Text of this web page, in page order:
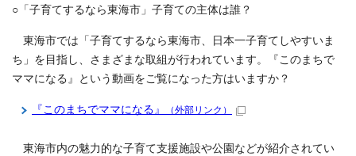
○「子育てするなら東海市」子育ての主体は誰？
東海市では「子育てするなら東海市、日本一子育てしやすいま
ち」を目指し、さまざまな取組が行われています。『このまちで
ママになる』という動画をご覧になった方はいますか？
『このまちでママになる』 （外部リンク）
東海市内の魅力的な子育て支援施設や公園などが紹介されてい